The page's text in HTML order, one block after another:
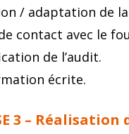
/ adaptation de
contact avec le
de l’audit.
écrite.
3 – Réalisation